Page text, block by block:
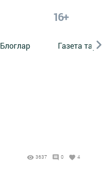
16+
Блоглар Газета тарихы
3637 0 4